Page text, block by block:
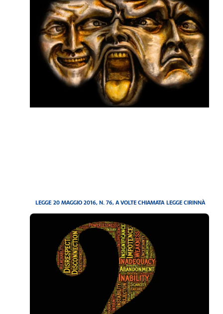
LEGGE 20 MAGGIO 2016, N. 76, A VOLTE CHIAMATA LEGGE CIRINNÀ